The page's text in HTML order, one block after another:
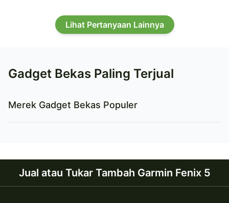
Lihat Pertanyaan Lainnya
Gadget Bekas Paling Terjual
Merek Gadget Bekas Populer
Jual atau Tukar Tambah Garmin Fenix 5